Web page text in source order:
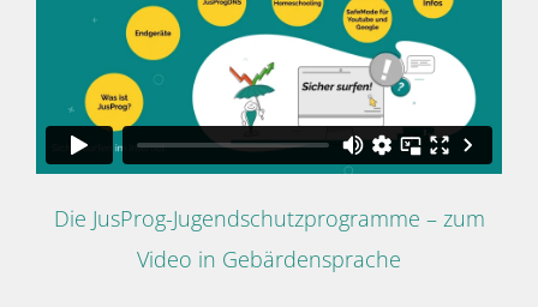
Die JusProg-Jugendschutzprogramme – zum
Video in Gebärdensprache